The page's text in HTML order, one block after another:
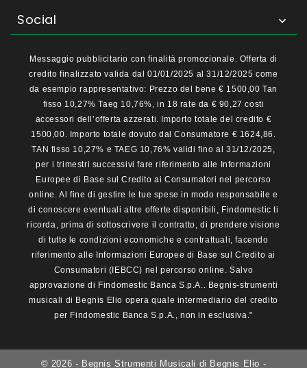
Social 
Messaggio pubblicitario con finalità promozionale. Offerta di
credito finalizzato valida dal 01/01/2025 al 31/12/2025 come
da esempio rappresentativo: Prezzo del bene € 1500,00 Tan
fisso 10,27% Taeg 10,76%, in 18 rate da € 90,27 costi
accessori dell’offerta azzerati. Importo totale del credito €
1500,00. Importo totale dovuto dal Consumatore € 1624,86.
TAN fisso 10,27% e TAEG 10,76% validi fino al 31/12/2025,
per i trimestri successivi fare riferimento alle Informazioni
Europee di Base sul Credito ai Consumatori nel percorso
online. Al fine di gestire le tue spese in modo responsabile e
di conoscere eventuali altre offerte disponibili, Findomestic ti
ricorda, prima di sottoscrivere il contratto, di prendere visione
di tutte le condizioni economiche e contrattuali, facendo
riferimento alle Informazioni Europee di Base sul Credito ai
Consumatori (IEBCC) nel percorso online. Salvo
approvazione di Findomestic Banca S.p.A.. Begnis-strumenti
musicali di Begnis Elio opera quale intermediario del credito
per Findomestic Banca S.p.A., non in esclusiva."
© 2026 - Begnis Strumenti Musicali di Begnis Elio -